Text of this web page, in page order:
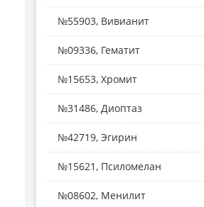
№55903, Вивианит
№09336, Гематит
№15653, Хромит
№31486, Диоптаз
№42719, Эгирин
№15621, Псиломелан
№08602, Менилит